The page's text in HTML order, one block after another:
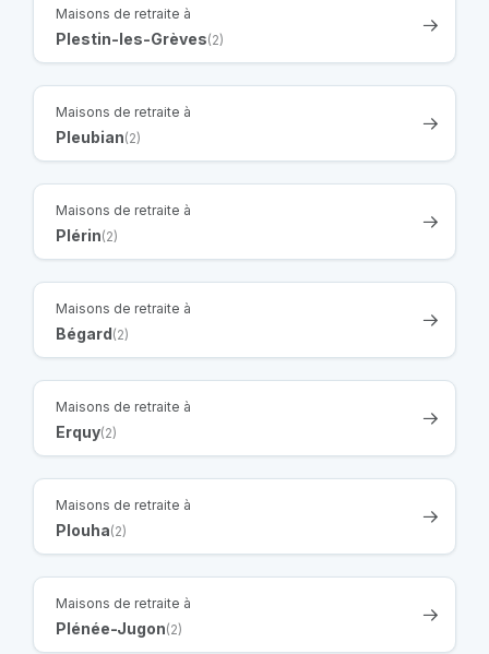
Maisons de retraite à
Plestin-les-Grèves(2)
Maisons de retraite à
Pleubian(2)
Maisons de retraite à
Plérin(2)
Maisons de retraite à
Bégard (2)
Maisons de retraite à
Erquy(2)
Maisons de retraite à
Plouha(2)
Maisons de retraite à
Plénée-Jugon(2)